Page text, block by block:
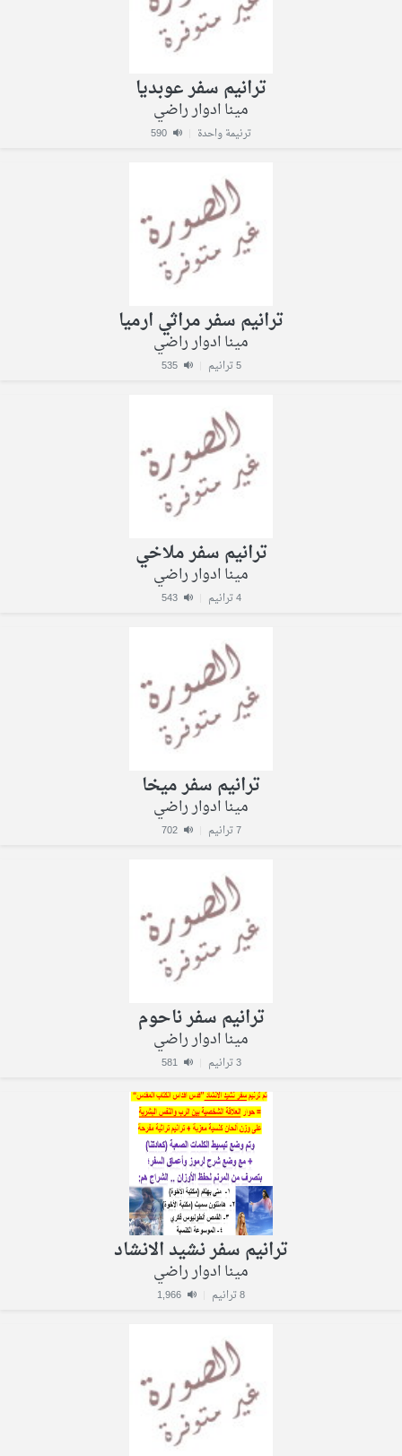
ترانيم سفر عوبديا
مينا ادوار راضي
ترنيمة واحدة
ترانيم سفر مراثي ارميا
مينا ادوار راضي
5 ترانيم 535
ترانيم سفر ملاخي
مينا ادوار راضي
4 ترانيم 543
ترانيم سفر ميخا
مينا ادوار راضي
7 ترانيم 702
ترانيم سفر ناحوم
مينا ادوار راضي
3 ترانيم 581
ترانيم سفر نشيد الانشاد
مينا ادوار راضي
8 ترانيم